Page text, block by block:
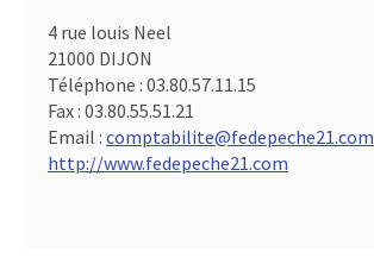
4 rue louis Neel
21000 DIJON
Téléphone : 03.80.57.11.15
Fax : 03.80.55.51.21
Email : comptabilite@fedepeche21.com
http://www.fedepeche21.com